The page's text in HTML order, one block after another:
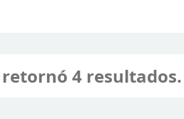
4 resultados.